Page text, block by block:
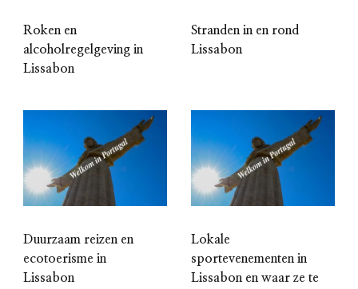
Roken en
alcoholregelgeving in
Lissabon
Stranden in en rond
Lissabon
Duurzaam reizen en
ecotoerisme in
Lissabon
Lokale
sportevenementen in
Lissabon en waar ze te